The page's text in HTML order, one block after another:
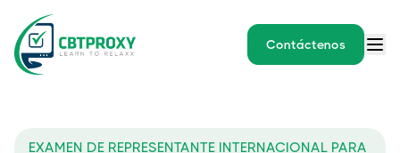
Contáctenos
EXAMEN DE REPRESENTANTE INTERNACIONAL PARA